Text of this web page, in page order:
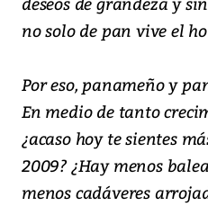
no solo de pan vive el
Por eso, panameño y
En medio de tanto
¿acaso hoy te sientes
2009? ¿Hay menos
menos cadáveres